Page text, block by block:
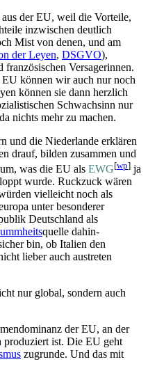
der EU, weil die Vorteile,
inzwischen deutlich
Mist von denen, und am
der Leyen, DSGVO),
Versagerinnen.
können wir auch nur noch
können sie dann herzlich
Schwachsinn nur
nichts mehr zu machen.
und die Niederlande erklären
drauf, bilden zusammen und
was die EU als EWG[wp] ja
wurde. Ruckzuck wären
vielleicht noch als
unter besonderer
Deutschland als
­quelle dahin­
bin, ob Italien den
lieber auch austreten
nur global, sondern auch
der EU, an der
ist. Die EU geht
zugrunde. Und das mit